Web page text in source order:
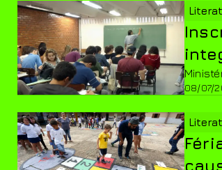
08/07/